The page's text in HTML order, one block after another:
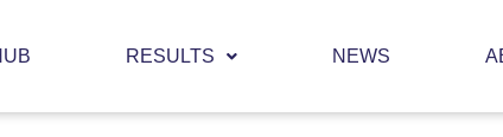
RESULTS NEWS